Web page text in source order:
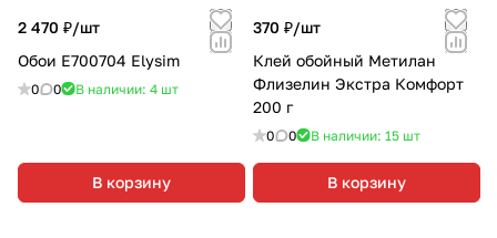
2 470 ₽/шт
Обои Е700704 Elysim
0 0 В наличии: 4 шт
В корзину
370 ₽/шт
Клей обойный Метилан
Флизелин Экстра Комфорт
200 г
0 0 В наличии: 15 шт
В корзину